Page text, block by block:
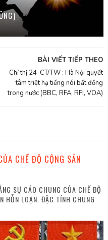
BÀI VIẾT TIẾP THEO
Chỉ thị 24-CT/TW : Hà Nội quyết
tâm triệt hạ tiếng nói bất đồng
trong nước (BBC, RFA, RFI, VOA)
CHẾ ĐỘ CỘNG SẢN
SỰ CÁO CHUNG CỦA CHẾ ĐỘ
HỖN LOẠN. ĐẶC TÍNH CHUNG